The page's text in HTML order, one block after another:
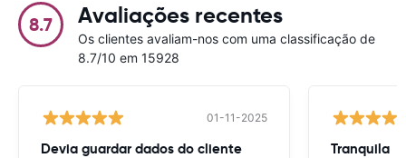
8.7 Avaliações recentes
Os clientes avaliam-nos com uma classificação de
8.7/10 em 15928
01-11-2025
Devia guardar dados do cliente Tranquila